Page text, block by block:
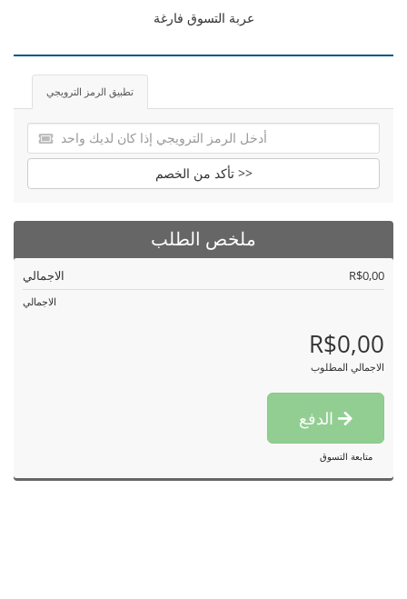
عربة التسوق فارغة
تطبيق الرمز الترويجي
تأكد من الخصم >>
ملخص الطلب
الاجمالي R$0,00
الاجمالي
R$0,00
الاجمالي المطلوب
متابعة التسوق